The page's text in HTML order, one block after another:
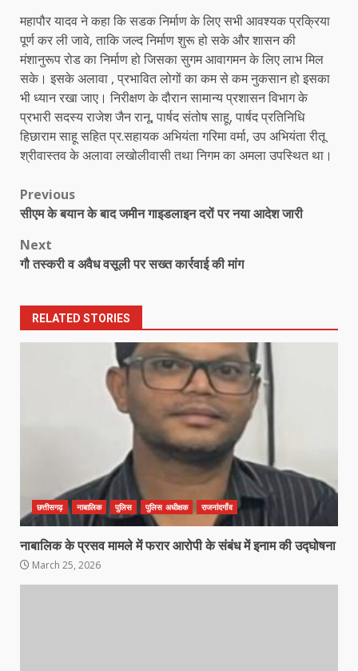
महापौर यादव ने कहा कि सडक निर्माण के लिए सभी आवश्यक प्रक्रिया
पूर्ण कर ली जावे, ताकि जल्द निर्माण शुरू हो सके और शासन की
मंशानुरूप रोड का निर्माण हो जिसका सुगम आवागमन के लिए लाभ मिल
सके। इसके अलावा , प्रभावित लोगों का कम से कम नुकसान हो इसका
भी ध्यान रखा जाए। निरीक्षण के दौरान सामान्य प्रशासन विभाग के
प्रभारी सदस्य राजेश जैन रानू, पार्षद संतोष साहू, पार्षद प्रतिनिधि
हिछाराम साहू सहित प्र.सहायक अभियंता गरिमा वर्मा, उप अभियंता रीतू
श्रीवास्तव के अलावा लखोलीवासी तथा निगम का अमला उपस्थित था।
Post
Previous
सीएम के बयान के बाद जमीन गाइडलाइन दरों पर नया आदेश जारी
Next
गौ तस्करी व अवैध वसूली पर सख्त कार्रवाई की मांग
RELATED STORIES
छत्तीसगढ़ नाबालिक पुलिस पुलिस अधीक्षक राजनांदगाँव
नाबालिक के प्रसव मामले में फरार आरोपी के संबंध में इनाम की उद्घोषना
March 25, 2026
3
कांग्रेस ने किया नगर एवं ग्राम निवेश